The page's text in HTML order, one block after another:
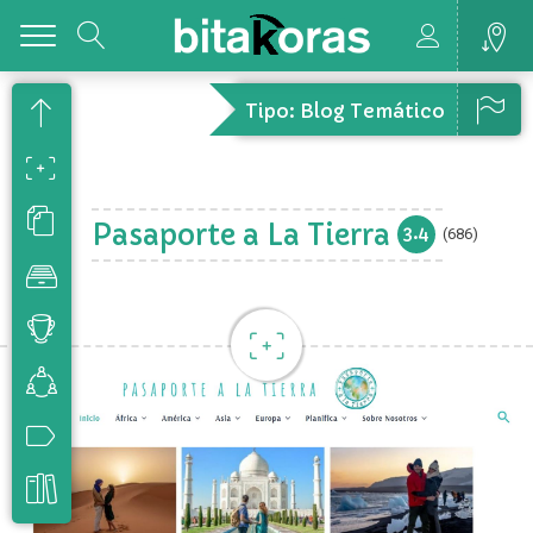
Tipo: Blog Temático
Pasaporte a La Tierra 3.4 (686)